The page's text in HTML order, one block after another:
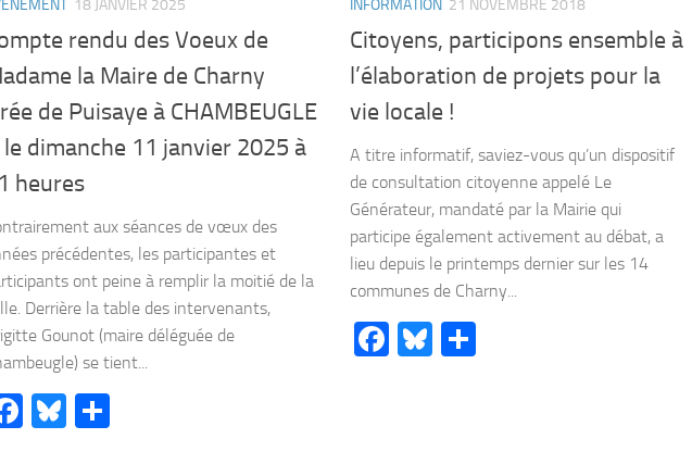
18 JANVIER 2025
rendu des Voeux de
la Maire de Charny
de Puisaye à CHAMBEUGLE
dimanche 11 janvier 2025 à
heures
aux séances de vœux des
précédentes, les participantes et
ont peine à remplir la moitié de la
Derrière la table des intervenants,
Gounot (maire déléguée de
se tient...
Facebook
Bluesky
INFORMATION 21 NOVEMBRE 2018
Citoyens, participons ensemble à
l’élaboration de projets pour la
vie locale !
A titre informatif, saviez-vous qu’un dispositif
de consultation citoyenne appelé Le
Générateur, mandaté par la Mairie qui
participe également activement au débat, a
lieu depuis le printemps dernier sur les 14
communes de Charny...
Facebook
Bluesky